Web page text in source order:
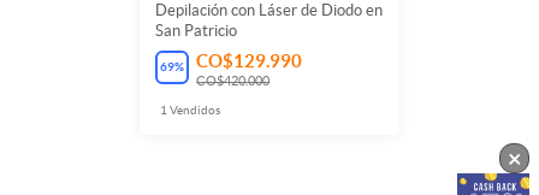
Depilación con Láser de Diodo en
San Patricio
69% CO$129.990
CO$420.000
1Vendidos
×